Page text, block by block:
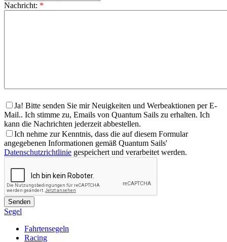
Nachricht: *
Ja! Bitte senden Sie mir Neuigkeiten und Werbeaktionen per E-
Mail.. Ich stimme zu, Emails von Quantum Sails zu erhalten. Ich
kann die Nachrichten jederzeit abbestellen.
Ich nehme zur Kenntnis, dass die auf diesem Formular
angegebenen Informationen gemäß Quantum Sails'
Datenschutzrichtlinie gespeichert und verarbeitet werden.
Segel
Fahrtensegeln
Racing